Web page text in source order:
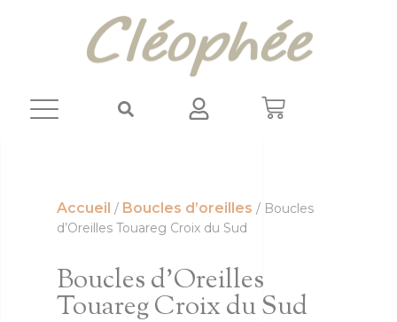
Accueil / Boucles d’oreilles / Boucles
d’Oreilles Touareg Croix du Sud
Boucles d’Oreilles
Touareg Croix du Sud